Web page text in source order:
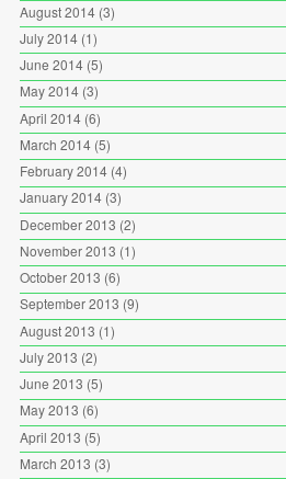
August 2014(3)
July 2014(1)
June 2014(5)
May 2014(3)
April 2014(6)
March 2014(5)
February 2014(4)
January 2014(3)
December 2013 (2)
November 2013 (1)
October 2013 (6)
September 2013 (9)
August 2013 (1)
July 2013 (2)
June 2013 (5)
May 2013 (6)
April 2013 (5)
March 2013 (3)